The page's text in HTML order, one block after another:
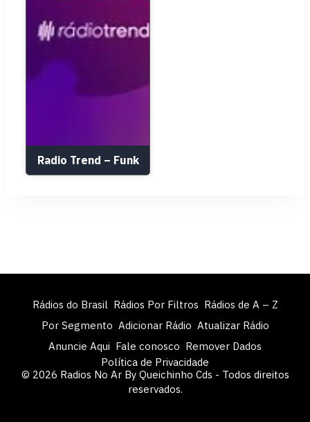
Radio Trend – Funk
Rádios do Brasil Rádios Por Filtros Rádios de A – Z
Por Segmento Adicionar Rádio Atualizar Rádio
Anuncie Aqui Fale conosco Remover Dados
Política de Privacidade
© 2026 Radios No Ar By Queichinho Cds - Todos direitos
reservados.